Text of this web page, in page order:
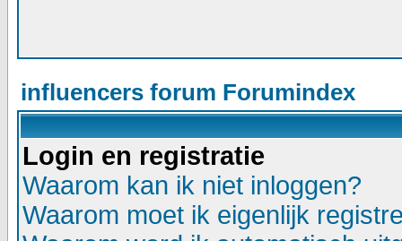
influencers forum Forumindex
Login en registratie
Waarom kan ik niet inloggen?
Waarom moet ik eigenlijk